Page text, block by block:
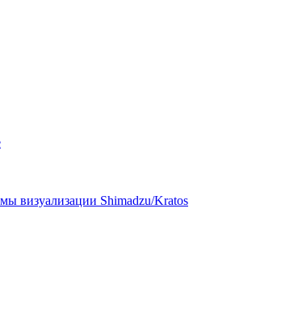
визуализации Shimadzu/Kratos